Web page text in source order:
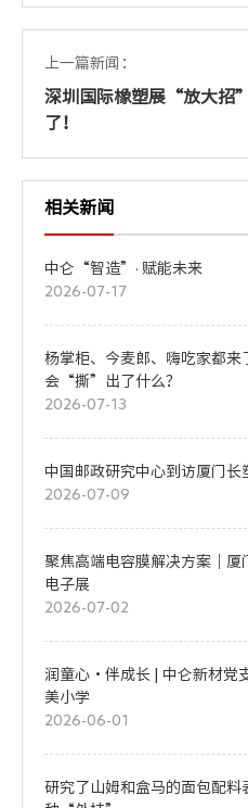
上一篇新闻：
深圳国际橡塑展“放大招
了！
相关新闻
中仑“智造”· 赋能未来
2026-07-17
杨掌柜、今麦郎、嗨吃家都来
会“撕”出了什么？
2026-07-13
中国邮政研究中心到访厦门
2026-07-09
聚焦高端电容膜解决方案｜
电子展
2026-07-02
润童心・伴成长 | 中仑新材
美小学
2026-06-01
研究了山姆和盒马的面包配料